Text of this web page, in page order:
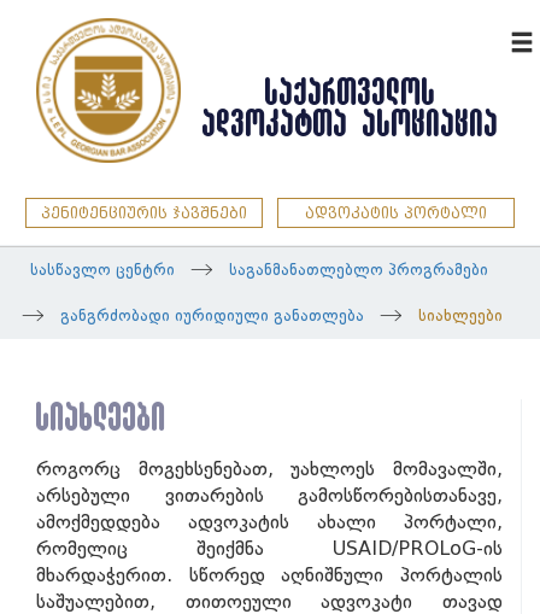
ᲡᲐᲥᲐᲠᲗᲕᲔᲚᲝᲡ
ᲐᲓᲕᲝᲙᲐᲢᲗᲐ ᲐᲡᲝᲪᲘᲐᲪᲘᲐ
პენიტენციურის ჯავშნები ადვოკატის პორტალი
სასწავლო ცენტრი საგანმანათლებლო პროგრამები
განგრძობადი იურიდიული განათლება სიახლეები
სიახლეები
როგორც მოგეხსენებათ, უახლოეს მომავალში,
არსებული ვითარების გამოსწორებისთანავე,
ამოქმედდება ადვოკატის ახალი პორტალი,
რომელიც შეიქმნა USAID/PROLoG-ის
მხარდაჭერით. სწორედ აღნიშნული პორტალის
საშუალებით, თითოეული ადვოკატი თავად